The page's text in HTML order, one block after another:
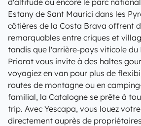
d'altitude ou encore le parc
Estany de Sant Maurici dans les
côtières de la Costa Brava offrent
remarquables entre criques et
tandis que l'arrière-pays viticole du
Priorat vous invite à des haltes
voyagiez en van pour plus de
routes de montagne ou en
familial, la Catalogne se prête à
trip. Avec Yescapa, vous louez
directement auprès de